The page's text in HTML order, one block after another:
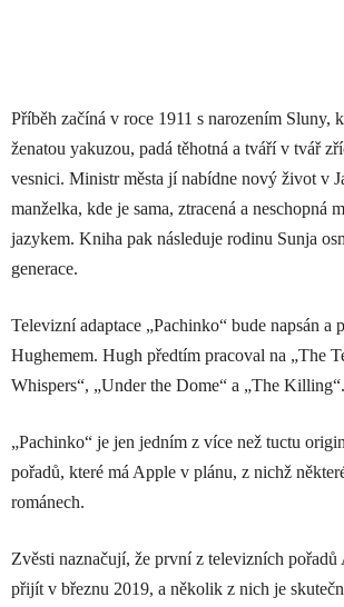
Příběh začíná v roce 1911 s narozením Sluny,
ženatou yakuzou, padá těhotná a tváří v tvář
vesnici. Ministr města jí nabídne nový život v
manželka, kde je sama, ztracená a neschopná
jazykem. Kniha pak následuje rodinu Sunja
generace.
Televizní adaptace „Pachinko“ bude napsán a
Hughemem. Hugh předtím pracoval na „The
Whispers“, „Under the Dome“ a „The Killing“.
„Pachinko“ je jen jedním z více než tuctu
pořadů, které má Apple v plánu, z nichž
románech.
Zvěsti naznačují, že první z televizních
přijít v březnu 2019, a několik z nich je